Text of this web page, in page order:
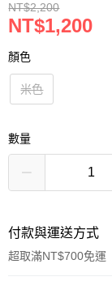
NT$2,200
NT$1,200
顏色
米色
數量
付款與運送方式
超取滿NT$700免運